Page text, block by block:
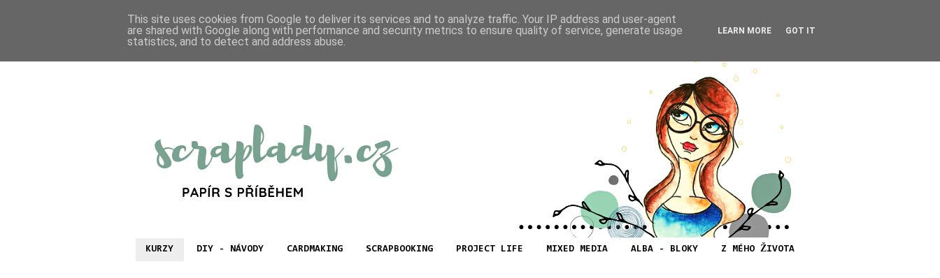
KURZY DIY - NÁVODY CARDMAKING SCRAPBOOKING PROJECT LIFE MIXED MEDIA ALBA - BLOKY Z MÉHO ŽIVOTA
This site uses cookies from Google to deliver its services and to analyze traffic. Your IP address and user-agent
are shared with Google along with performance and security metrics to ensure quality of service, generate usage
statistics, and to detect and address abuse.
LEARN MORE GOT IT